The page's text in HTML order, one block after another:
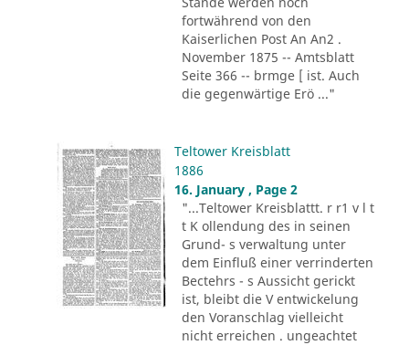
fortwährend von den
Kaiserlichen Post An An2 .
November 1875 -- Amtsblatt
Seite 366 -- brmge [ ist. Auch
die gegenwärtige Erö ..."
Teltower Kreisblatt
1886
16. January , Page 2
"...Teltower Kreisblattt. r r1 v l t
t K ollendung des in seinen
Grund- s verwaltung unter
dem Einfluß einer verrinderten
Bectehrs - s Aussicht gerickt
ist, bleibt die V entwickelung
den Voranschlag vielleicht
nicht erreichen . ungeachtet